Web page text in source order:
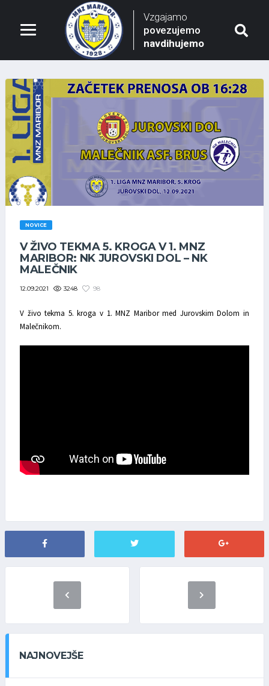
Vzgajamo
povezujemo
navdihujemo
NOVICE
V ŽIVO TEKMA 5. KROGA V 1. MNZ
MARIBOR: NK JUROVSKI DOL – NK
MALEČNIK
12.09.2021 3248 98
V živo tekma 5. kroga v 1. MNZ Maribor med Jurovskim Dolom in
Malečnikom.
NAJNOVEJŠE